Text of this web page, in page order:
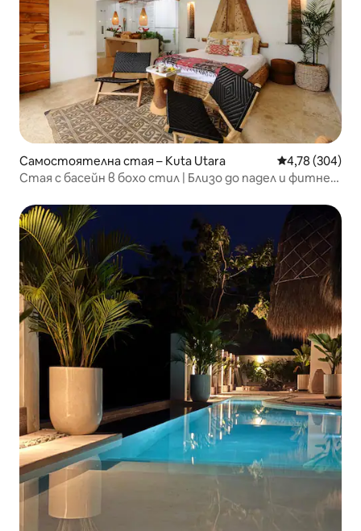
Самостоятелна стая – Kuta Utara Средна
4,78 (304)
Стая с басейн в бохо стил | Близо до падел и фитнес